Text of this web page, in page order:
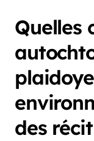
Quelles
des